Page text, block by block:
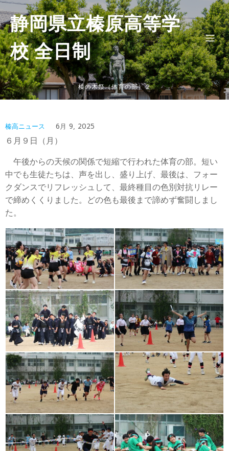
静岡県立榛原高等学
校 全日制
榛の木祭（体育の部）２
榛高ニュース 6月 9, 2025
６月９日（月）
午後からの天候の関係で短縮で行われた体育の部。短い
中でも生徒たちは、声を出し、盛り上げ、最後は、フォー
クダンスでリフレッシュして、最終種目の色別対抗リレー
で締めくくりました。どの色も最後まで諦めず奮闘しまし
た。